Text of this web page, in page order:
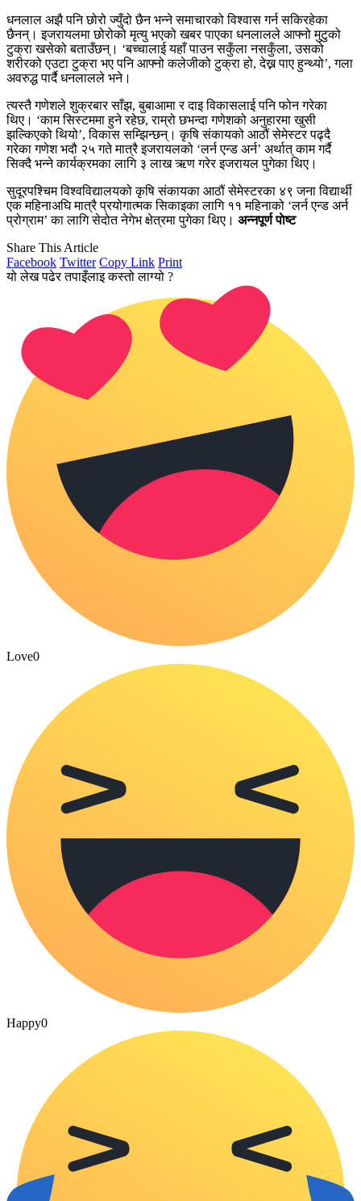
धनलाल अझै पनि छोरो ज्युँदो छैन भन्ने समाचारको विश्वास गर्न सकिरहेका
छैनन्। इजरायलमा छोरोको मृत्यु भएको खबर पाएका धनलालले आफ्नो मुटुको
टुक्रा खसेको बताउँछन्। ‘बच्चालाई यहाँ पाउन सकुँला नसकुँला, उसको
शरीरको एउटा टुक्रा भए पनि आफ्नो कलेजीको टुक्रा हो, देख्न पाए हुन्थ्यो’, गला
अवरुद्ध पार्दै धनलालले भने।
त्यस्तै गणेशले शुक्रबार साँझ, बुबाआमा र दाइ विकासलाई पनि फोन गरेका
थिए। ‘काम सिस्टममा हुने रहेछ, राम्रो छभन्दा गणेशको अनुहारमा खुसी
झल्किएको थियो’, विकास सम्झिन्छन्। कृषि संकायको आठौं सेमेस्टर पढ्दै
गरेका गणेश भदौ २५ गते मात्रै इजरायलको ‘लर्न एन्ड अर्न’ अर्थात् काम गर्दै
सिक्दै भन्ने कार्यक्रमका लागि ३ लाख ऋण गरेर इजरायल पुगेका थिए।
सुदूरपश्चिम विश्वविद्यालयको कृषि संकायका आठौं सेमेस्टरका ४९ जना विद्यार्थी
एक महिनाअघि मात्रै प्रयोगात्मक सिकाइका लागि ११ महिनाको ‘लर्न एन्ड अर्न
प्रोग्राम’ का लागि सेदोत नेगेभ क्षेत्रमा पुगेका थिए। अन्नपूर्ण पाेष्ट
Share This Article
Facebook Twitter Copy Link Print
यो लेख पढेर तपाइँलाइ कस्तो लाग्यो ?
Love0
Happy0